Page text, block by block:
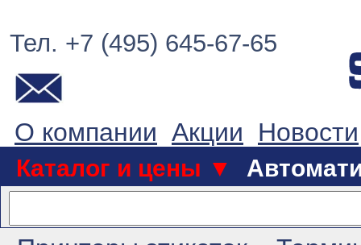
Тел. +7 (495) 645-67-65
О компании Акции Новости
Каталог и цены ▼